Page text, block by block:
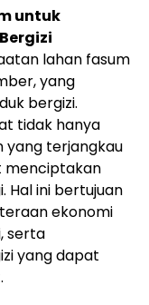
untuk
lahan fasum
yang
bergizi.
tidak hanya
terjangkau
menciptakan
Hal ini bertujuan
ekonomi
serta
yang dapat